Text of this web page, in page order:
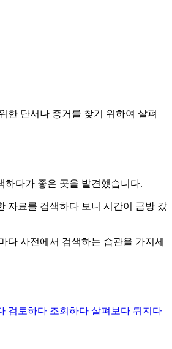
한 단서나 증거를 찾기 위하여 살펴
하다가 좋은 곳을 발견했습니다.
자료를 검색하다 보니 시간이 금방 갔
다 사전에서 검색하는 습관을 가지세
검토하다 조회하다 살펴보다 뒤지다